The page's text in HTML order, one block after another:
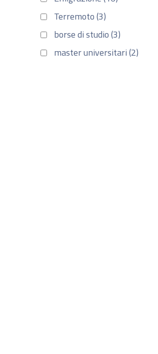
Terremoto (3)
borse di studio (3)
master universitari (2)